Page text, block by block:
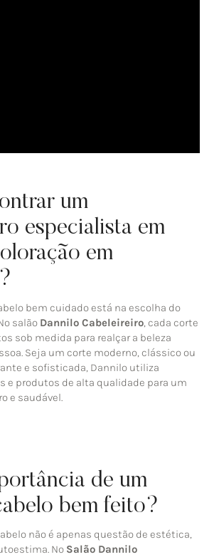
um
especialista em
em
bem cuidado está na escolha do
salão Dannilo Cabeleireiro , cada corte
sob medida para realçar a beleza
Seja um corte moderno, clássico ou
e sofisticada, Dannilo utiliza
e produtos de alta qualidade para um
e saudável.
de um
bem feito?
não é apenas questão de estética,
No Salão Dannilo